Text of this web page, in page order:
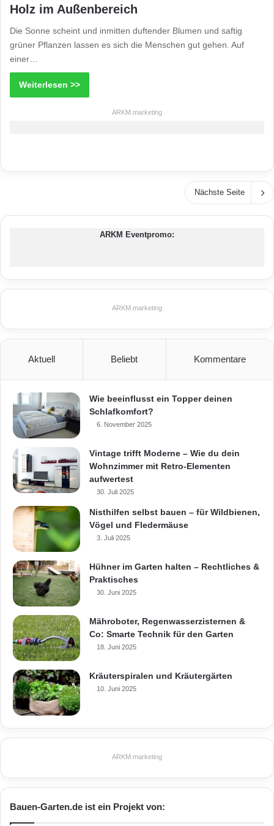
Holz im Außenbereich
Die Sonne scheint und inmitten duftender Blumen und saftig
grüner Pflanzen lassen es sich die Menschen gut gehen. Auf
einer…
Weiterlesen >>
ARKM.marketing
Nächste Seite
ARKM Eventpromo:
ARKM.marketing
Aktuell Beliebt Kommentare
Wie beeinflusst ein Topper deinen
Schlafkomfort?
6. November 2025
Vintage trifft Moderne – Wie du dein
Wohnzimmer mit Retro-Elementen
aufwertest
30. Juli 2025
Nisthilfen selbst bauen – für Wildbienen,
Vögel und Fledermäuse
3. Juli 2025
Hühner im Garten halten – Rechtliches &
Praktisches
30. Juni 2025
Mähroboter, Regenwasserzisternen &
Co: Smarte Technik für den Garten
18. Juni 2025
Kräuterspiralen und Kräutergärten
10. Juni 2025
ARKM.marketing
Bauen-Garten.de ist ein Projekt von: